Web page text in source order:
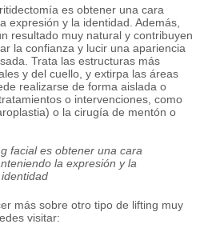
es obtener una cara
expresión y la identidad. Además,
resultado muy natural y contribuyen
la confianza y lucir una apariencia
Trata las estructuras más
y del cuello, y extirpa las áreas
realizarse de forma aislada o
o intervenciones, como
o la cirugía de mentón o
facial es obtener una cara
la expresión y la
identidad
más sobre otro tipo de lifting muy
visitar: